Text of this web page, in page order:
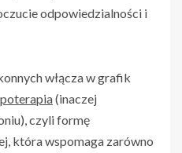
odpowiedzialności i
włącza w grafik
(inaczej
czyli formę
która wspomaga zarówno